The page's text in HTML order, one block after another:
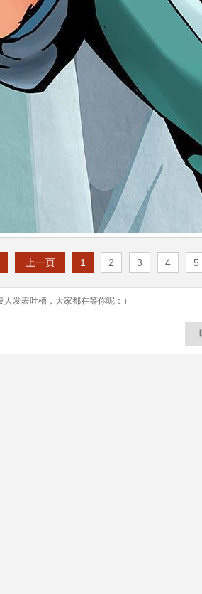
上一页 1 2 3 4 5
发表吐槽，大家都在等你呢：）